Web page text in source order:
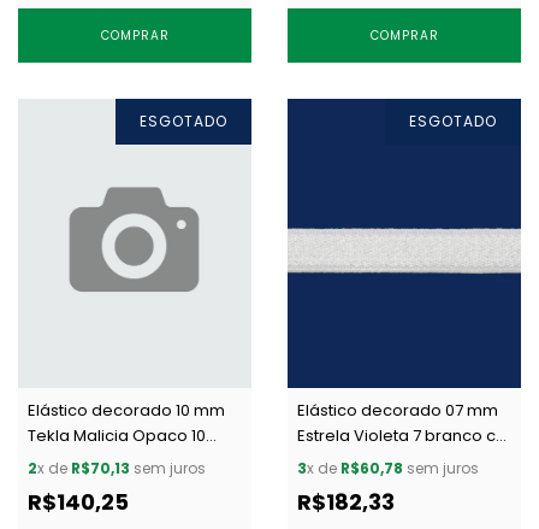
COMPRAR COMPRAR
ESGOTADO
Elástico decorado 10 mm
Tekla Malicia Opaco 10
preto c/ 50 m
2x de R$70,13 sem juros
R$140,25
ESGOTADO
Elástico decorado 07 mm
Estrela Violeta 7 branco c/
50 m
3x de R$60,78 sem juros
R$182,33